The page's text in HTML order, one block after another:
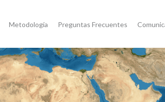
Metodología Preguntas Frecuentes